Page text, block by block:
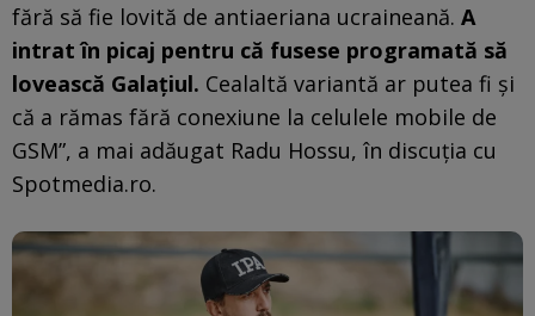
fără să fie lovită de antiaeriana ucraineană. A
intrat în picaj pentru că fusese programată să
lovească Galațiul. Cealaltă variantă ar putea fi și
că a rămas fără conexiune la celulele mobile de
GSM”, a mai adăugat Radu Hossu, în discuția cu
Spotmedia.ro.